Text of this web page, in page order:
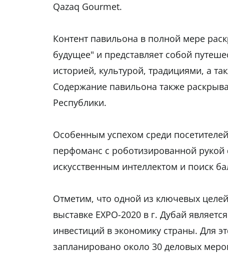
Qazaq Gourmet.
Контент павильона в полной мере
будущее" и представляет собой
историей, культурой, традициями, а
Содержание павильона также
Республики.
Особенным успехом среди
перфоманс с роботизированной рукой
искусственным интеллектом и поиск
Отметим, что одной из ключевых
выставке EXPO-2020 в г. Дубай
инвестиций в экономику страны. Для
запланировано около 30 деловых